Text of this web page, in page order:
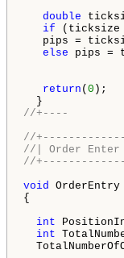
double
if (ticksize
pips =
else pips =
return ( 0 );
//+----
//
//| Order Enter
//
void OrderEntry
{
int
int